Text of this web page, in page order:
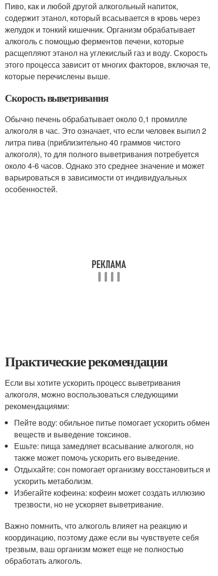
Пиво, как и любой другой алкогольный напиток,
содержит этанол, который всасывается в кровь через
желудок и тонкий кишечник. Организм обрабатывает
алкоголь с помощью ферментов печени, которые
расщепляют этанол на углекислый газ и воду. Скорость
этого процесса зависит от многих факторов, включая те,
которые перечислены выше.
Скорость выветривания
Обычно печень обрабатывает около 0,1 промилле
алкоголя в час. Это означает, что если человек выпил 2
литра пива (приблизительно 40 граммов чистого
алкоголя), то для полного выветривания потребуется
около 4-6 часов. Однако это среднее значение и может
варьироваться в зависимости от индивидуальных
особенностей.
Практические рекомендации
Если вы хотите ускорить процесс выветривания
алкоголя, можно воспользоваться следующими
рекомендациями:
Пейте воду: обильное питье помогает ускорить обмен
веществ и выведение токсинов.
Ешьте: пища замедляет всасывание алкоголя, но
также может помочь ускорить его выведение.
Отдыхайте: сон помогает организму восстановиться и
ускорить метаболизм.
Избегайте кофеина: кофеин может создать иллюзию
трезвости, но не ускоряет выветривание.
Важно помнить, что алкоголь влияет на реакцию и
координацию, поэтому даже если вы чувствуете себя
трезвым, ваш организм может еще не полностью
обработать алкоголь.